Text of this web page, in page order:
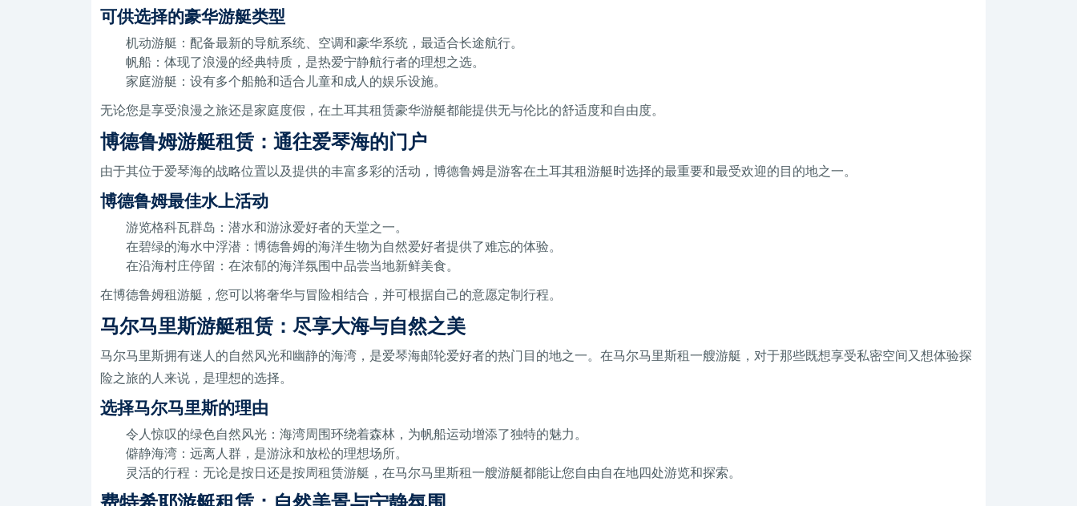
可供选择的豪华游艇类型
机动游艇：配备最新的导航系统、空调和豪华系统，最适合长途航行。
帆船：体现了浪漫的经典特质，是热爱宁静航行者的理想之选。
家庭游艇：设有多个船舱和适合儿童和成人的娱乐设施。
无论您是享受浪漫之旅还是家庭度假，在土耳其租赁豪华游艇都能提供无与伦比的舒适度和自由度。
博德鲁姆游艇租赁：通往爱琴海的门户
由于其位于爱琴海的战略位置以及提供的丰富多彩的活动，博德鲁姆是游客在土耳其租游艇时选择的最重要和最受欢迎的目的地之一。
博德鲁姆最佳水上活动
游览格科瓦群岛：潜水和游泳爱好者的天堂之一。
在碧绿的海水中浮潜：博德鲁姆的海洋生物为自然爱好者提供了难忘的体验。
在沿海村庄停留：在浓郁的海洋氛围中品尝当地新鲜美食。
在博德鲁姆租游艇，您可以将奢华与冒险相结合，并可根据自己的意愿定制行程。
马尔马里斯游艇租赁：尽享大海与自然之美
马尔马里斯拥有迷人的自然风光和幽静的海湾，是爱琴海邮轮爱好者的热门目的地之一。在马尔马里斯租一艘游艇，对于那些既想享受私密空间又想体验探
险之旅的人来说，是理想的选择。
选择马尔马里斯的理由
令人惊叹的绿色自然风光：海湾周围环绕着森林，为帆船运动增添了独特的魅力。
僻静海湾：远离人群，是游泳和放松的理想场所。
灵活的行程：无论是按日还是按周租赁游艇，在马尔马里斯租一艘游艇都能让您自由自在地四处游览和探索。